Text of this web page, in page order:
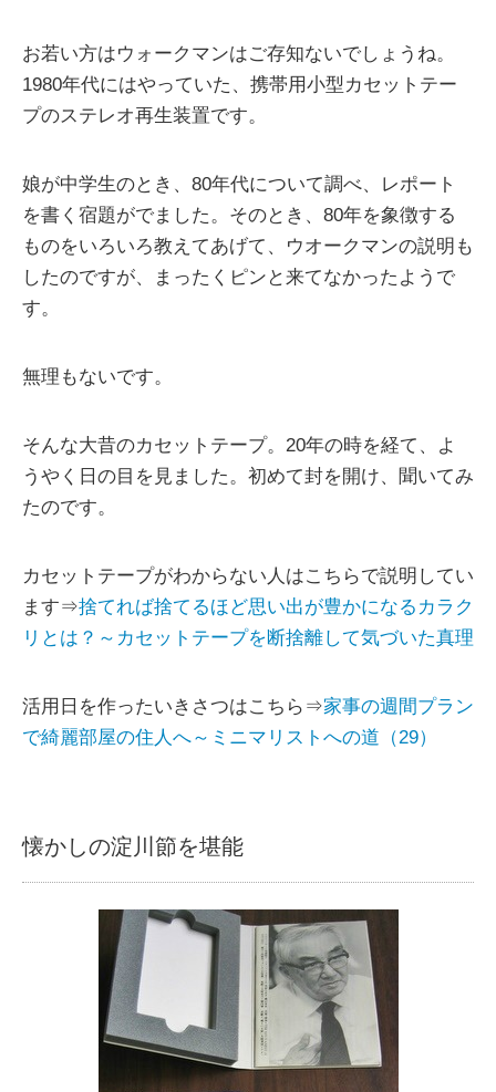
お若い方はウォークマンはご存知ないでしょうね。
1980年代にはやっていた、携帯用小型カセットテー
プのステレオ再生装置です。
娘が中学生のとき、80年代について調べ、レポート
を書く宿題がでました。そのとき、80年を象徴する
ものをいろいろ教えてあげて、ウオークマンの説明も
したのですが、まったくピンと来てなかったようで
す。
無理もないです。
そんな大昔のカセットテープ。20年の時を経て、よ
うやく日の目を見ました。初めて封を開け、聞いてみ
たのです。
カセットテープがわからない人はこちらで説明してい
ます⇒捨てれば捨てるほど思い出が豊かになるカラク
リとは？～カセットテープを断捨離して気づいた真理
活用日を作ったいきさつはこちら⇒家事の週間プラン
で綺麗部屋の住人へ～ミニマリストへの道（29）
懐かしの淀川節を堪能